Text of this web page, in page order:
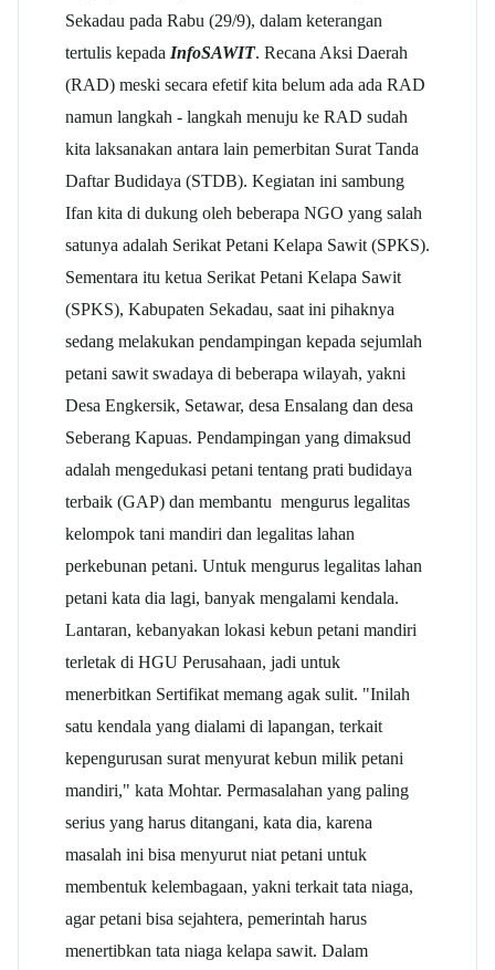
Sekadau pada Rabu (29/9), dalam keterangan
tertulis kepada InfoSAWIT. Recana Aksi Daerah
(RAD) meski secara efetif kita belum ada ada RAD
namun langkah - langkah menuju ke RAD sudah
kita laksanakan antara lain pemerbitan Surat Tanda
Daftar Budidaya (STDB). Kegiatan ini sambung
Ifan kita di dukung oleh beberapa NGO yang salah
satunya adalah Serikat Petani Kelapa Sawit (SPKS).
Sementara itu ketua Serikat Petani Kelapa Sawit
(SPKS), Kabupaten Sekadau, saat ini pihaknya
sedang melakukan pendampingan kepada sejumlah
petani sawit swadaya di beberapa wilayah, yakni
Desa Engkersik, Setawar, desa Ensalang dan desa
Seberang Kapuas. Pendampingan yang dimaksud
adalah mengedukasi petani tentang prati budidaya
terbaik (GAP) dan membantu mengurus legalitas
kelompok tani mandiri dan legalitas lahan
perkebunan petani. Untuk mengurus legalitas lahan
petani kata dia lagi, banyak mengalami kendala.
Lantaran, kebanyakan lokasi kebun petani mandiri
terletak di HGU Perusahaan, jadi untuk
menerbitkan Sertifikat memang agak sulit. "Inilah
satu kendala yang dialami di lapangan, terkait
kepengurusan surat menyurat kebun milik petani
mandiri," kata Mohtar. Permasalahan yang paling
serius yang harus ditangani, kata dia, karena
masalah ini bisa menyurut niat petani untuk
membentuk kelembagaan, yakni terkait tata niaga,
agar petani bisa sejahtera, pemerintah harus
menertibkan tata niaga kelapa sawit. Dalam